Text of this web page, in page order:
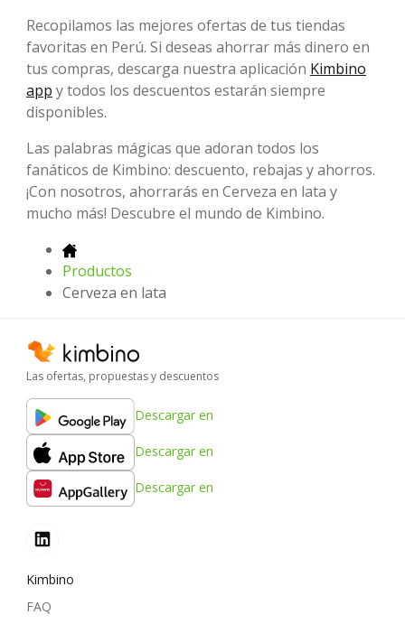
Recopilamos las mejores ofertas de tus tiendas
favoritas en Perú. Si deseas ahorrar más dinero en
tus compras, descarga nuestra aplicación Kimbino
app y todos los descuentos estarán siempre
disponibles.
Las palabras mágicas que adoran todos los
fanáticos de Kimbino: descuento, rebajas y ahorros.
¡Con nosotros, ahorrarás en Cerveza en lata y
mucho más! Descubre el mundo de Kimbino.
Productos
Cerveza en lata
Las ofertas, propuestas y descuentos
Descargar en
Descargar en
Descargar en
Kimbino
FAQ